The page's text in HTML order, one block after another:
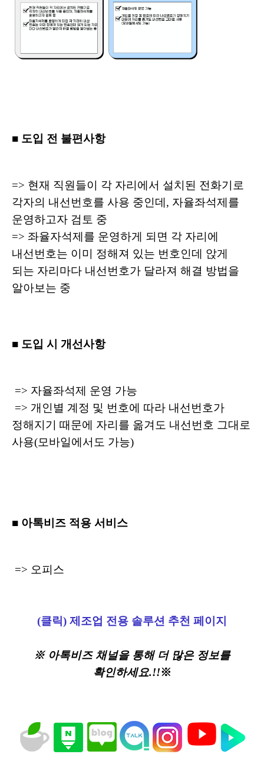
■ 도입 전 불편사항
=> 현재 직원들이 각 자리에서 설치된 전화기로
각자의 내선번호를 사용 중인데, 자율좌석제를
운영하고자 검토 중
=> 좌율자석제를 운영하게 되면 각 자리에
내선번호는 이미 정해져 있는 번호인데 앉게
되는 자리마다 내선번호가 달라져 해결 방법을
알아보는 중
■ 도입 시 개선사항
=> 자율좌석제 운영 가능
=> 개인별 계정 및 번호에 따라 내선번호가
정해지기 때문에 자리를 옮겨도 내선번호 그대로
사용(모바일에서도 가능)
■ 아톡비즈 적용 서비스
=> 오피스
(클릭) 제조업 전용 솔루션 추천 페이지
※ 아톡비즈 채널을 통해 더 많은 정보를
확인하세요.!!※